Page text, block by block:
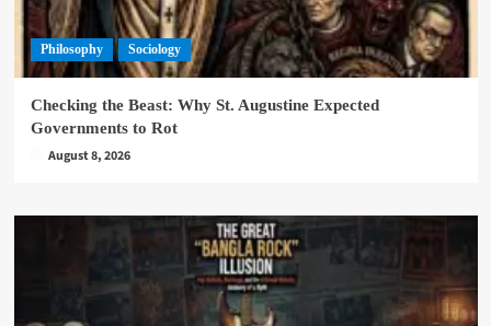
Philosophy Sociology
Checking the Beast: Why St. Augustine Expected
Governments to Rot
August 8, 2026